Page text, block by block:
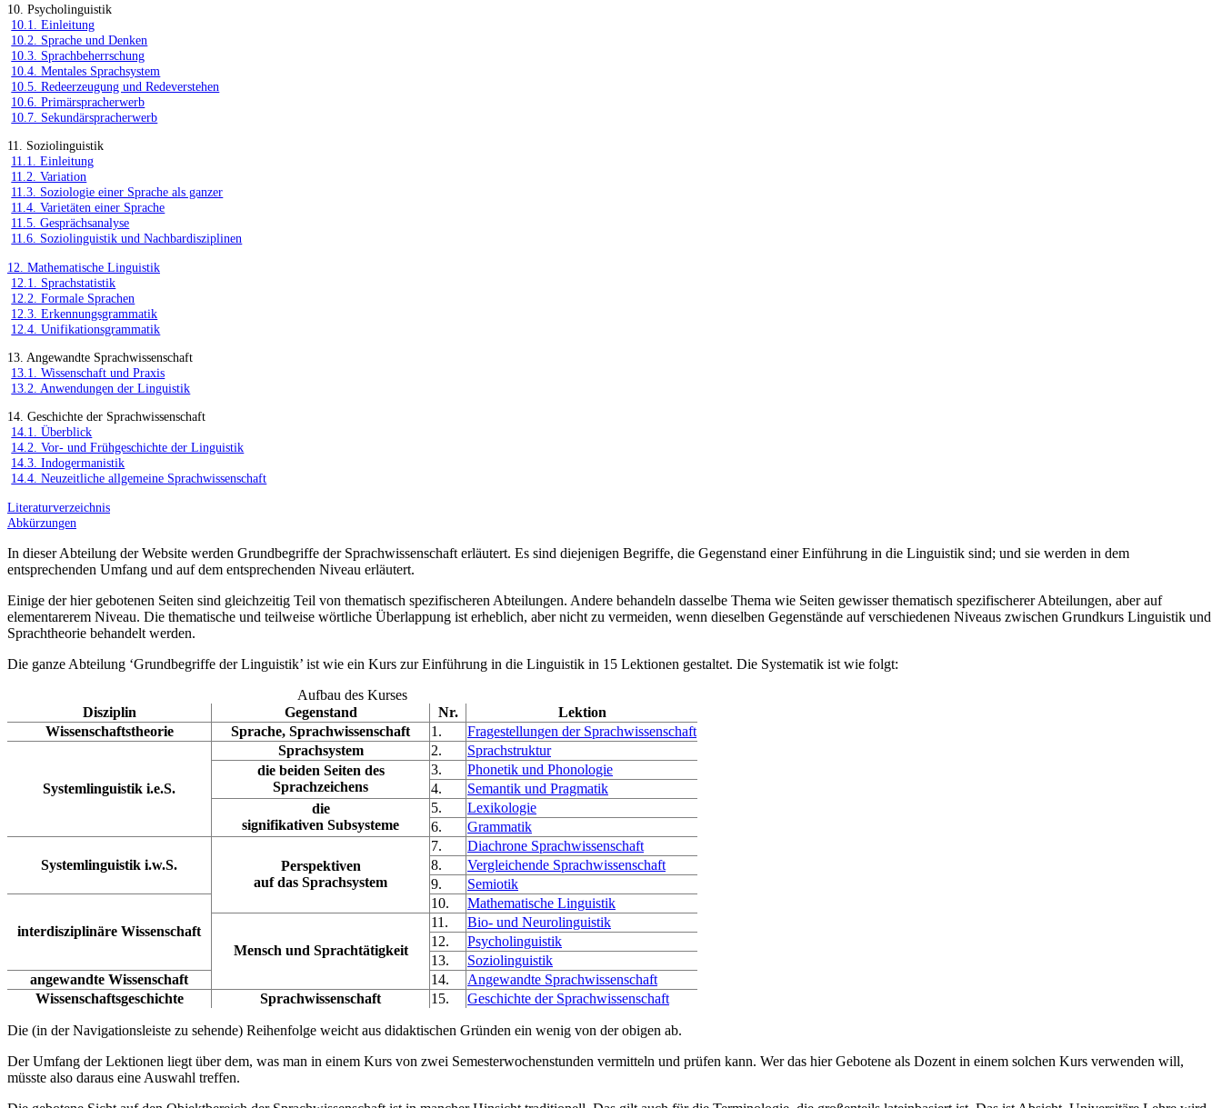
10. Psycholinguistik
10.1. Einleitung
10.2. Sprache und Denken
10.3. Sprachbeherrschung
10.4. Mentales Sprachsystem
10.5. Redeerzeugung und Redeverstehen
10.6. Primärspracherwerb
10.7. Sekundärspracherwerb
11. Soziolinguistik
11.1. Einleitung
11.2. Variation
11.3. Soziologie einer Sprache als ganzer
11.4. Varietäten einer Sprache
11.5. Gesprächsanalyse
11.6. Soziolinguistik und Nachbardisziplinen
12. Mathematische Linguistik
12.1. Sprachstatistik
12.2. Formale Sprachen
12.3. Erkennungsgrammatik
12.4. Unifikationsgrammatik
13. Angewandte Sprachwissenschaft
13.1. Wissenschaft und Praxis
13.2. Anwendungen der Linguistik
14. Geschichte der Sprachwissenschaft
14.1. Überblick
14.2. Vor- und Frühgeschichte der Linguistik
14.3. Indogermanistik
14.4. Neuzeitliche allgemeine Sprachwissenschaft
Literaturverzeichnis
Abkürzungen
In dieser Abteilung der Website werden Grundbegriffe der Sprachwissenschaft erläutert. Es sind diejenigen Begriffe, die Gegenstand einer Einführung in die Linguistik sind; und sie werden in dem
entsprechenden Umfang und auf dem entsprechenden Niveau erläutert.
Einige der hier gebotenen Seiten sind gleichzeitig Teil von thematisch spezifischeren Abteilungen. Andere behandeln dasselbe Thema wie Seiten gewisser thematisch spezifischerer Abteilungen, aber auf
elementarerem Niveau. Die thematische und teilweise wörtliche Überlappung ist erheblich, aber nicht zu vermeiden, wenn dieselben Gegenstände auf verschiedenen Niveaus zwischen Grundkurs Linguistik und
Sprachtheorie behandelt werden.
Die ganze Abteilung ‘Grundbegriffe der Linguistik’ ist wie ein Kurs zur Einführung in die Linguistik in 15 Lektionen gestaltet. Die Systematik ist wie folgt:
Aufbau des Kurses
Disziplin
Gegenstand Nr.
Lektion
Wissenschaftstheorie
Sprache, Sprachwissenschaft 1. Fragestellungen der Sprachwissenschaft
Systemlinguistik i.e.S.
Sprachsystem 2.
Sprachstruktur
die beiden Seiten des
Sprachzeichens
3.
Phonetik und Phonologie
4.
Semantik und Pragmatik
die
signifikativen Subsysteme
5.
Lexikologie
6.
Grammatik
Systemlinguistik i.w.S.
Perspektiven
auf das Sprachsystem
7.
Diachrone Sprachwissenschaft
8.
Vergleichende Sprachwissenschaft
9.
Semiotik
interdisziplinäre Wissenschaft
10. Mathematische Linguistik
Mensch und Sprachtätigkeit
11.
Bio- und Neurolinguistik
12.
Psycholinguistik
13.
Soziolinguistik
angewandte Wissenschaft
14.
Angewandte Sprachwissenschaft
Wissenschaftsgeschichte
Sprachwissenschaft 15. Geschichte der Sprachwissenschaft
Die (in der Navigationsleiste zu sehende) Reihenfolge weicht aus didaktischen Gründen ein wenig von der obigen ab.
Der Umfang der Lektionen liegt über dem, was man in einem Kurs von zwei Semesterwochenstunden vermitteln und prüfen kann. Wer das hier Gebotene als Dozent in einem solchen Kurs verwenden will,
müsste also daraus eine Auswahl treffen.